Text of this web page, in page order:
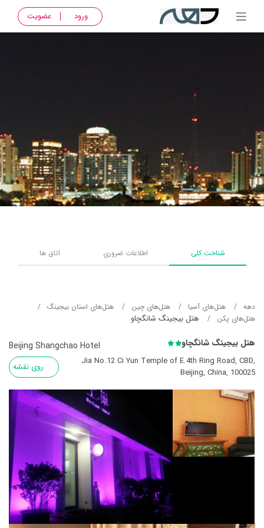
ورود عضویت
شناخت کلی اطلاعات ضروری اتاق ها
دهه هتل‌های آسيا هتل‌های چین
هتل‌های استان بیجینگ
هتل‌های پکن
هتل بیجینگ شانگچاو
هتل بیجینگ شانگچاو Beijing Shangchao Hotel
Jia No.12 Ci Yun Temple of E.4th Ring Road, CBD,
Beijing, China, 100025
روی نقشه